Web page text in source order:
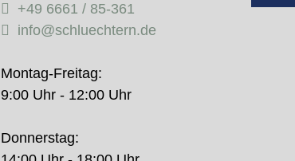
+49 6661 / 85-361
info@schluechtern.de
Montag-Freitag:
9:00 Uhr - 12:00 Uhr
Donnerstag: